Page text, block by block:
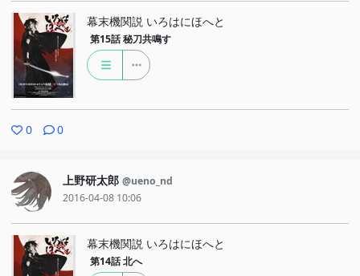
幕末機関説 いろはにほへと
第15話 秘刀共鳴す
0 0
上野研太郎 @ueno_nd
2016-04-08 10:06
幕末機関説 いろはにほへと
第14話 北へ